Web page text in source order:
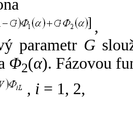
,
parametr G
Φ2(α). Fázovou
, i = 1, 2,